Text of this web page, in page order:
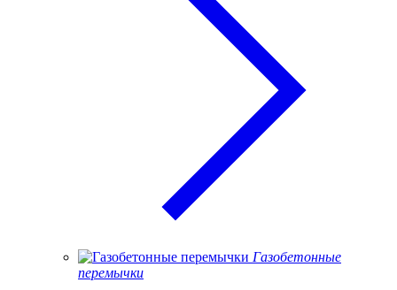
Газобетонные
перемычки